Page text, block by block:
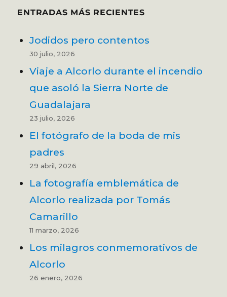
ENTRADAS MÁS RECIENTES
Jodidos pero contentos
30 julio, 2026
Viaje a Alcorlo durante el incendio
que asoló la Sierra Norte de
Guadalajara
23 julio, 2026
El fotógrafo de la boda de mis
padres
29 abril, 2026
La fotografía emblemática de
Alcorlo realizada por Tomás
Camarillo
11 marzo, 2026
Los milagros conmemorativos de
Alcorlo
26 enero, 2026